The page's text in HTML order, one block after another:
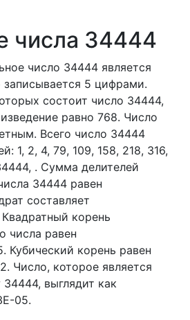
числа 34444
число 34444 является
5 цифрами.
состоит число 34444,
равно 768. Число
Всего число 34444
1, 2, 4, 79, 109, 158, 218, 316,
. Сумма делителей
34444 равен
составляет
корень
числа равен
Кубический корень равен
Число, которое является
выглядит как
05.